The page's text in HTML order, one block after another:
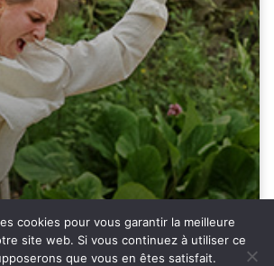
SON
cookies pour vous garantir la meilleure
site web. Si vous continuez à utiliser ce
que vous en êtes satisfait.